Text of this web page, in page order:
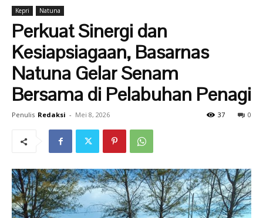
Kepri Natuna
Perkuat Sinergi dan
Kesiapsiagaan, Basarnas
Natuna Gelar Senam
Bersama di Pelabuhan Penagi
Penulis Redaksi - Mei 8, 2026 0
37